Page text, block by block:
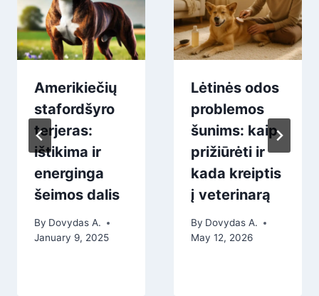
Amerikiečių
stafordšyro
terjeras:
ištikima ir
energinga
šeimos dalis
By Dovydas A.
January 9, 2025
Lėtinės odos
problemos
šunims: kaip
prižiūrėti ir
kada kreiptis
į veterinarą
By Dovydas A.
May 12, 2026